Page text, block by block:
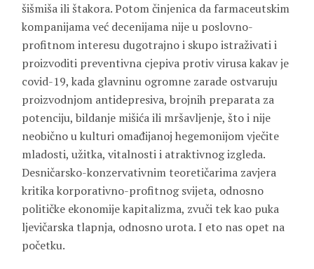
šišmiša ili štakora. Potom činjenica da farmaceutskim
kompanijama već decenijama nije u poslovno-
profitnom interesu dugotrajno i skupo istraživati i
proizvoditi preventivna cjepiva protiv virusa kakav je
covid-19, kada glavninu ogromne zarade ostvaruju
proizvodnjom antidepresiva, brojnih preparata za
potenciju, bildanje mišića ili mršavljenje, što i nije
neobično u kulturi omađijanoj hegemonijom vječite
mladosti, užitka, vitalnosti i atraktivnog izgleda.
Desničarsko-konzervativnim teoretičarima zavjera
kritika korporativno-profitnog svijeta, odnosno
političke ekonomije kapitalizma, zvuči tek kao puka
ljevičarska tlapnja, odnosno urota. I eto nas opet na
početku.